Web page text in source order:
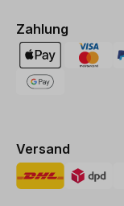
Zahlung
Versand